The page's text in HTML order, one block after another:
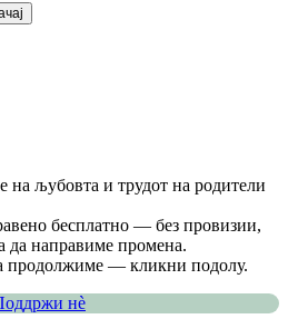
на љубовта и трудот на родители
бесплатно — без провизии,
да направиме промена.
продолжиме — кликни подолу.
нѐ